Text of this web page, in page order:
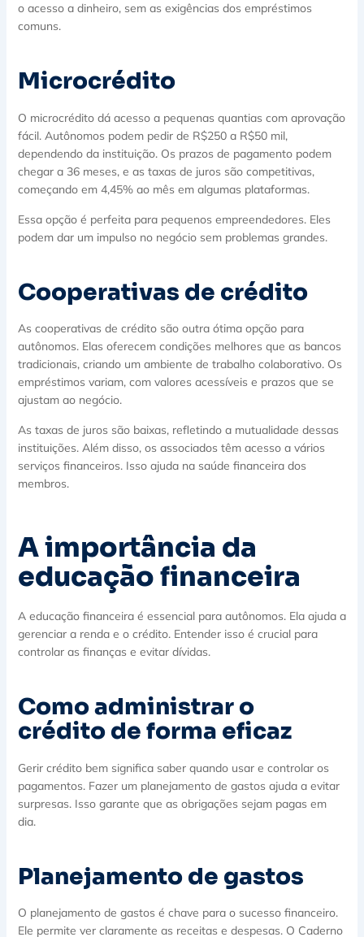
o acesso a dinheiro, sem as exigências dos empréstimos
comuns.
Microcrédito
O microcrédito dá acesso a pequenas quantias com aprovação
fácil. Autônomos podem pedir de R$250 a R$50 mil,
dependendo da instituição. Os prazos de pagamento podem
chegar a 36 meses, e as taxas de juros são competitivas,
começando em 4,45% ao mês em algumas plataformas.
Essa opção é perfeita para pequenos empreendedores. Eles
podem dar um impulso no negócio sem problemas grandes.
Cooperativas de crédito
As cooperativas de crédito são outra ótima opção para
autônomos. Elas oferecem condições melhores que as bancos
tradicionais, criando um ambiente de trabalho colaborativo. Os
empréstimos variam, com valores acessíveis e prazos que se
ajustam ao negócio.
As taxas de juros são baixas, refletindo a mutualidade dessas
instituições. Além disso, os associados têm acesso a vários
serviços financeiros. Isso ajuda na saúde financeira dos
membros.
A importância da
educação financeira
A educação financeira é essencial para autônomos. Ela ajuda a
gerenciar a renda e o crédito. Entender isso é crucial para
controlar as finanças e evitar dívidas.
Como administrar o
crédito de forma eficaz
Gerir crédito bem significa saber quando usar e controlar os
pagamentos. Fazer um planejamento de gastos ajuda a evitar
surpresas. Isso garante que as obrigações sejam pagas em
dia.
Planejamento de gastos
O planejamento de gastos é chave para o sucesso financeiro.
Ele permite ver claramente as receitas e despesas. O Caderno